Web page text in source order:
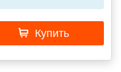
Купить